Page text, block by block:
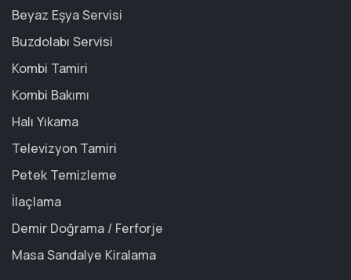
Beyaz Eşya Servisi
Buzdolabı Servisi
Kombi Tamiri
Kombi Bakımı
Halı Yıkama
Televizyon Tamiri
Petek Temizleme
İlaçlama
Demir Doğrama / Ferforje
Masa Sandalye Kiralama